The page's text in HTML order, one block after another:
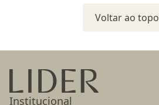
Voltar ao topo
Ir para a página inicial
Institucional